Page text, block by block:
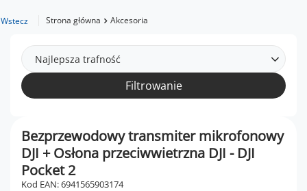
Wstecz Strona główna Akcesoria
Najlepsza trafność
Filtrowanie
Bezprzewodowy transmiter mikrofonowy
DJI + Osłona przeciwwietrzna DJI - DJI
Pocket 2
Kod EAN: 6941565903174